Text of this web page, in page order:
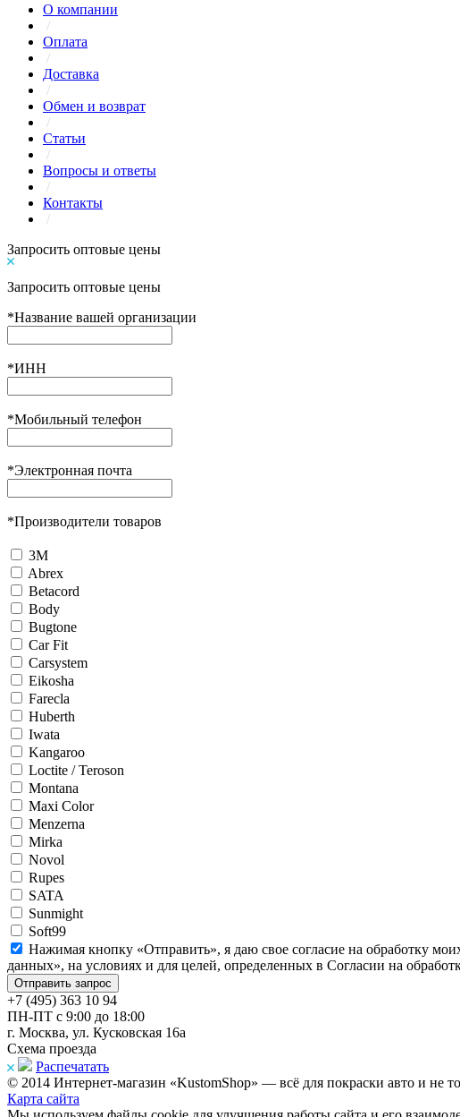
О компании
/
Оплата
/
Доставка
/
Обмен и возврат
/
Статьи
/
Вопросы и ответы
/
Контакты
/
Запросить оптовые цены
Запросить оптовые цены
*Название вашей организации
*ИНН
*Мобильный телефон
*Электронная почта
*Производители товаров
3М
Abrex
Betacord
Body
Bugtone
Car Fit
Carsystem
Eikosha
Farecla
Huberth
Iwata
Kangaroo
Loctite / Teroson
Montana
Maxi Color
Menzerna
Mirka
Novol
Rupes
SATA
Sunmight
Soft99
Нажимая кнопку «Отправить», я даю свое согласие на обработку
данных», на условиях и для целей, определенных в Согласии на
+7 (495) 363 10 94
ПН-ПТ с 9:00 до 18:00
г. Москва, ул. Кусковская 16а
Схема проезда
Распечатать
© 2014 Интернет-магазин «KustomShop» — всё для покраски авто и не
Карта сайта